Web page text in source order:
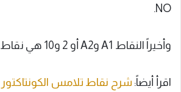
NO.
وأخيراً النقاط A1 وA2 أو 2 و10 هي نقاط ملف الريليه
اقرأ أيضاً: شرح نقاط تلامس الكونتاكتور